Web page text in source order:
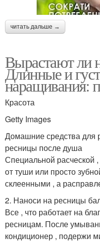
читать дальше →
Вырастают ли
Длинные и
наращивания:
Красота
Getty Images
Домашние средства для
ресницы после душа
Специальной расческой
от туши или просто
склеенными , а
2. Наноси на ресницы
Все , что работает на
ресницам. После
кондиционер , подержи